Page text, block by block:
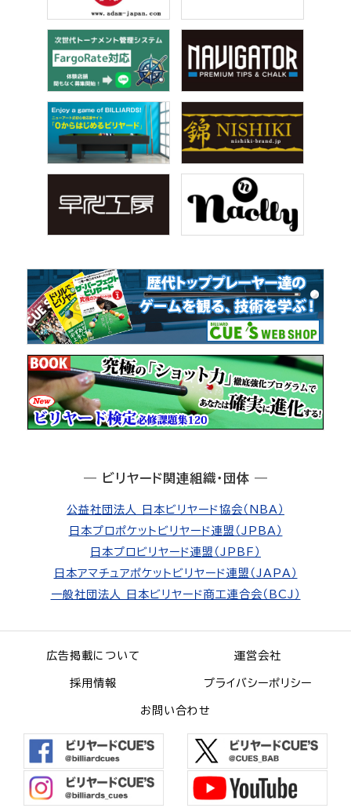
― ビリヤード関連組織・団体 ―
公益社団法人 日本ビリヤード協会（NBA）
日本プロポケットビリヤード連盟（JPBA）
日本プロビリヤード連盟（JPBF）
日本アマチュアポケットビリヤード連盟（JAPA）
一般社団法人 日本ビリヤード商工連合会（BCJ）
広告掲載について 運営会社
採用情報 プライバシーポリシー
お問い合わせ